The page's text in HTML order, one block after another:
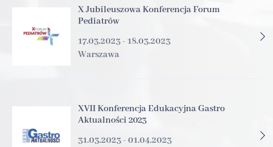
X Jubileuszowa Konferencja Forum
Pediatrów
17.03.2023 - 18.03.2023
Warszawa
XVII Konferencja Edukacyjna Gastro
Aktualności 2023
31.03.2023 - 01.04.2023